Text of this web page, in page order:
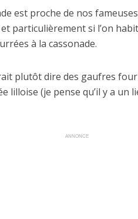
est proche de nos
particulièrement si l’on
à la cassonade.
plutôt dire des gaufres
(je pense qu’il y a un
ANNONCE